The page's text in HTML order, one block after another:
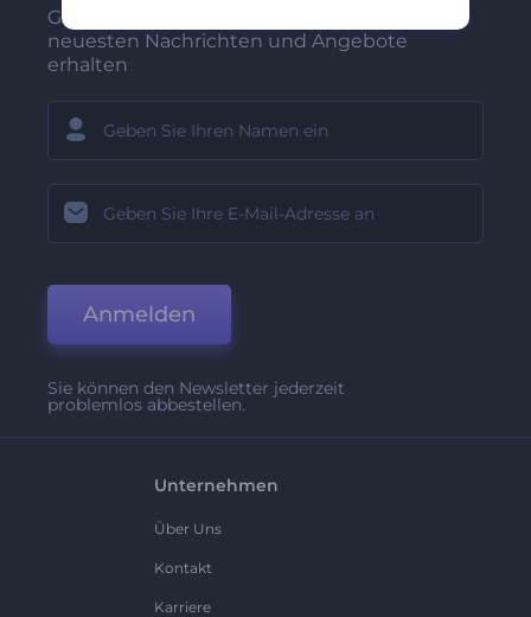
Gehören Sie zu den Ersten, die unsere
neuesten Nachrichten und Angebote
erhalten
Anmelden
Sie können den Newsletter jederzeit
problemlos abbestellen.
Unternehmen
Über Uns
Kontakt
Karriere